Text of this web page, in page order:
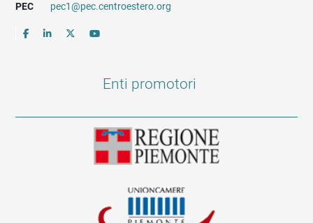
PEC
pec1@pec.centroestero.org
Enti promotori